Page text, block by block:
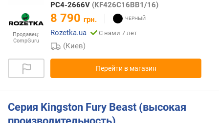
Продавец:
CompGuru
PC4-2666V (KF426C16BB1/16)
8 790 грн.
Rozetka.ua
С нами 7 лет
(Киев)
Перейти в магазин
Серия Kingston Fury Beast (высокая